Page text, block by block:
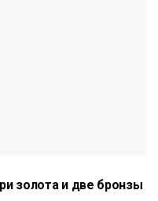
золота и две бронзы